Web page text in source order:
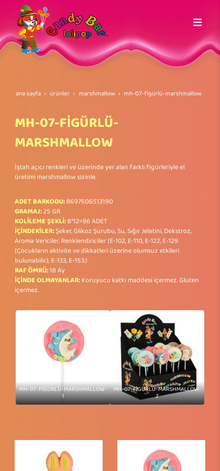
ana sayfa ürünler marshmallow mh-07-fi̇gürlü-marshmallow
MH-07-FİGÜRLÜ-
MARSHMALLOW
İştah açıcı renkleri ve üzerinde yer alan farklı figürleriyle el
üretimi marshmallow sizinle.
ADET BARKODU:8697506513190
GRAMAJ:25 GR
KOLİLEME ŞEKLİ:8*12=96 ADET
İÇİNDEKİLER:Şeker, Glikoz Şurubu, Su, Sığır Jelatini, Dekstroz,
Aroma Vericiler, Renklendiriciler (E-102, E-110, E-122, E-129
(Çocukların aktivite ve dikkatleri üzerine olumsuz etkileri
bulunabilir.), E-133, E-153.)
RAF ÖMRÜ:18 Ay
İÇİNDE OLMAYANLAR:Koruyucu katkı maddesi içermez. Gluten
içermez.
MH-07-FİGÜRLÜ-MARSHMALLOW-
1
MH-07-FİGÜRLÜ-MARSHMALLOW-
2